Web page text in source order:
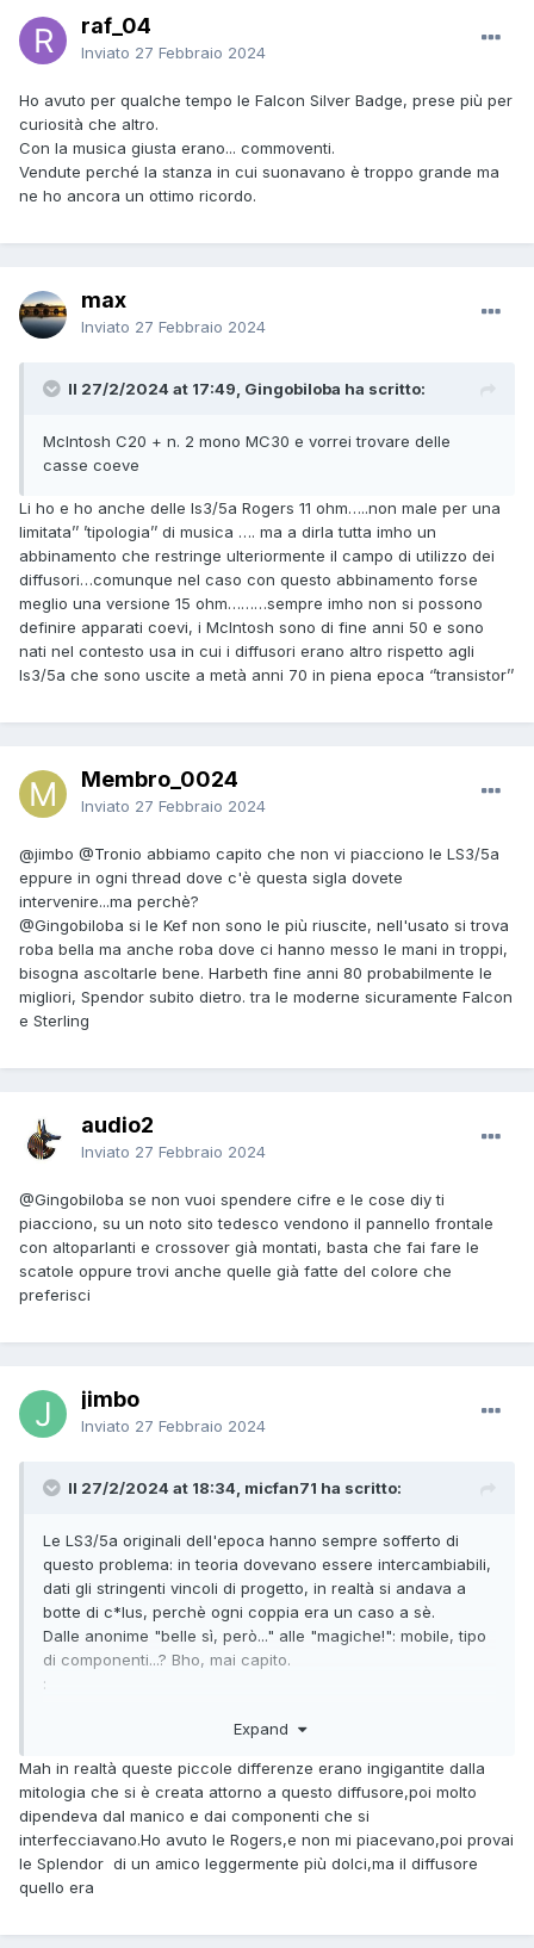
raf_04
Inviato 27 Febbraio 2024
Ho avuto per qualche tempo le Falcon Silver Badge, prese più per
curiosità che altro.
Con la musica giusta erano... commoventi.
Vendute perché la stanza in cui suonavano è troppo grande ma
ne ho ancora un ottimo ricordo.
max
Inviato 27 Febbraio 2024
Il 27/2/2024 at 17:49, Gingobiloba ha scritto:
McIntosh C20 + n. 2 mono MC30 e vorrei trovare delle
casse coeve
Li ho e ho anche delle ls3/5a Rogers 11 ohm…..non male per una
limitata’’ ’tipologia’’ di musica …. ma a dirla tutta imho un
abbinamento che restringe ulteriormente il campo di utilizzo dei
diffusori…comunque nel caso con questo abbinamento forse
meglio una versione 15 ohm………sempre imho non si possono
definire apparati coevi, i McIntosh sono di fine anni 50 e sono
nati nel contesto usa in cui i diffusori erano altro rispetto agli
ls3/5a che sono uscite a metà anni 70 in piena epoca ‘’transistor’’
Membro_0024
Inviato 27 Febbraio 2024
@jimbo @Tronio abbiamo capito che non vi piacciono le LS3/5a
eppure in ogni thread dove c'è questa sigla dovete
intervenire...ma perchè?
@Gingobiloba si le Kef non sono le più riuscite, nell'usato si trova
roba bella ma anche roba dove ci hanno messo le mani in troppi,
bisogna ascoltarle bene. Harbeth fine anni 80 probabilmente le
migliori, Spendor subito dietro. tra le moderne sicuramente Falcon
e Sterling
audio2
Inviato 27 Febbraio 2024
@Gingobiloba se non vuoi spendere cifre e le cose diy ti
piacciono, su un noto sito tedesco vendono il pannello frontale
con altoparlanti e crossover già montati, basta che fai fare le
scatole oppure trovi anche quelle già fatte del colore che
preferisci
jimbo
Inviato 27 Febbraio 2024
Il 27/2/2024 at 18:34, micfan71 ha scritto:
Le LS3/5a originali dell'epoca hanno sempre sofferto di
questo problema: in teoria dovevano essere intercambiabili,
dati gli stringenti vincoli di progetto, in realtà si andava a
botte di c*lus, perchè ogni coppia era un caso a sè.
Dalle anonime "belle sì, però..." alle "magiche!": mobile, tipo
di componenti...? Bho, mai capito.
:
almeno 20 (se non 40) anni in meno e godono di migliori
:
Ottime le Falcon Gold Badge, dal prezzo oltraggioso, come
pure le molto più abbordabili Stirling V2: le ho entrambe e
per questo le segnalo.
Expand
Mah in realtà queste piccole differenze erano ingigantite dalla
mitologia che si è creata attorno a questo diffusore,poi molto
dipendeva dal manico e dai componenti che si
interfecciavano.Ho avuto le Rogers,e non mi piacevano,poi provai
le Splendor di un amico leggermente più dolci,ma il diffusore
quello era